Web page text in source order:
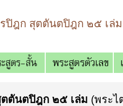
ปิฎก สุตตันตปิฎก ๒๕ เล่
ตตันตปิฎก ๒๕ เล่ม (พระ